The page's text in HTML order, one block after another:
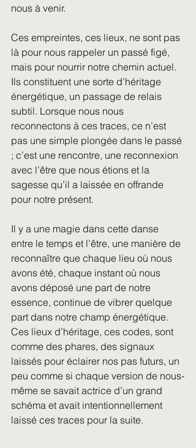
nous à venir.
Ces empreintes, ces lieux, ne sont pas
là pour nous rappeler un passé figé,
mais pour nourrir notre chemin actuel.
Ils constituent une sorte d’héritage
énergétique, un passage de relais
subtil. Lorsque nous nous
reconnectons à ces traces, ce n’est
pas une simple plongée dans le passé
; c’est une rencontre, une reconnexion
avec l’être que nous étions et la
sagesse qu’il a laissée en offrande
pour notre présent.
Il y a une magie dans cette danse
entre le temps et l’être, une manière de
reconnaître que chaque lieu où nous
avons été, chaque instant où nous
avons déposé une part de notre
essence, continue de vibrer quelque
part dans notre champ énergétique.
Ces lieux d’héritage, ces codes, sont
comme des phares, des signaux
laissés pour éclairer nos pas futurs, un
peu comme si chaque version de nous-
même se savait actrice d’un grand
schéma et avait intentionnellement
laissé ces traces pour la suite.